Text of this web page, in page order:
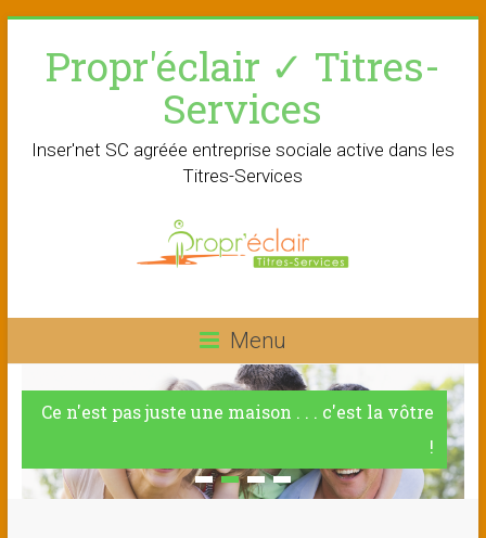
contentPropr'éclair ✓ Titres-
Services
Inser'net SC agréée entreprise sociale active dans les
Titres-Services
Menu
Ce n'est pas juste une maison . . . c'est la vôtre
!